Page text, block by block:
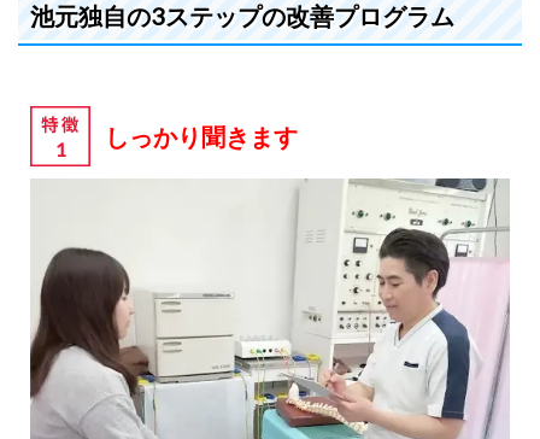
池元独自の3ステップの改善プログラム
しっかり聞きます